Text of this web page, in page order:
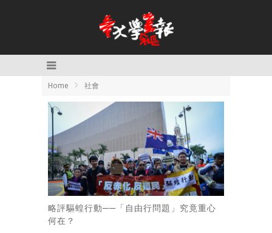
Home 社會
略評驅蝗行動──「自由行問題」究竟重心
何在？